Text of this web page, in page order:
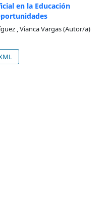
en la Educación
, Vianca Vargas (Autor/a)